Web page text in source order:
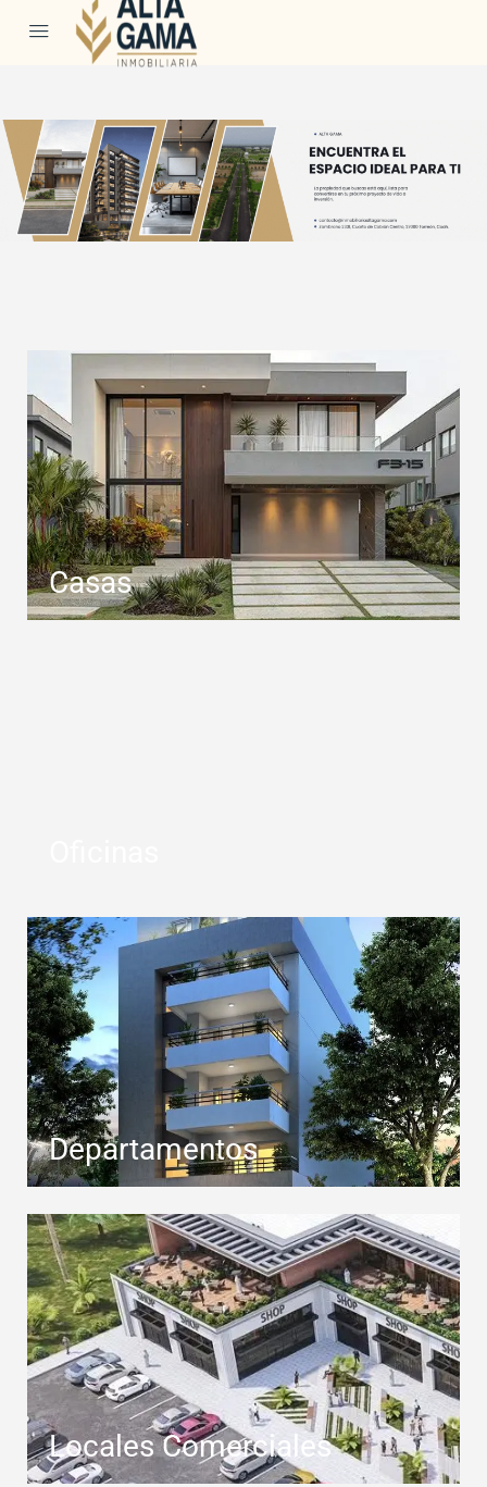
Casas
Departamentos
Locales Comerciales